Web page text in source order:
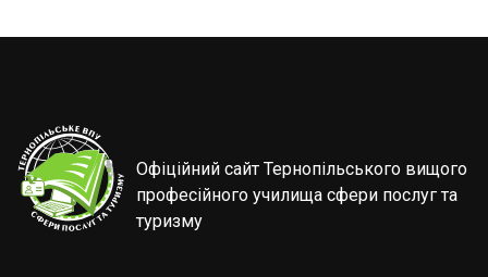
Офіційний сайт Тернопільського вищого
професійного училища сфери послуг та
туризму